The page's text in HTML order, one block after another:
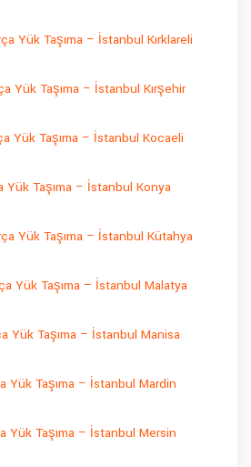
Yük Taşıma – İstanbul Kırklareli
Yük Taşıma – İstanbul Kırşehir
Yük Taşıma – İstanbul Kocaeli
Yük Taşıma – İstanbul Konya
Yük Taşıma – İstanbul Kütahya
Yük Taşıma – İstanbul Malatya
Yük Taşıma – İstanbul Manisa
Yük Taşıma – İstanbul Mardin
Yük Taşıma – İstanbul Mersin